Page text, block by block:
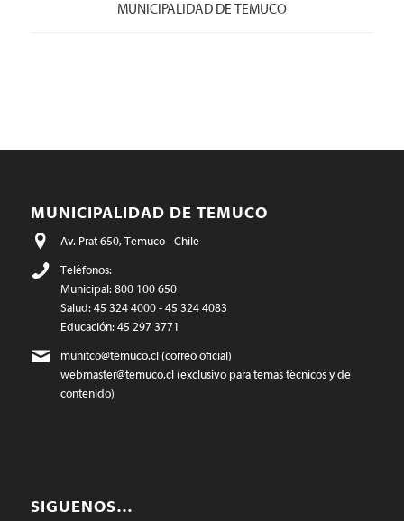
MUNICIPALIDAD DE TEMUCO
MUNICIPALIDAD DE TEMUCO
Av. Prat 650, Temuco - Chile
Teléfonos:
Municipal: 800 100 650
Salud: 45 324 4000 - 45 324 4083
Educación: 45 297 3771
munitco@temuco.cl(correo oficial)
webmaster@temuco.cl(exclusivo para temas técnicos y de
contenido)
SIGUENOS…